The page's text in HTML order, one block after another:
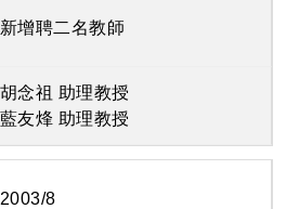
新增聘二名教師
胡念祖 助理教授
藍友烽 助理教授
2003/8